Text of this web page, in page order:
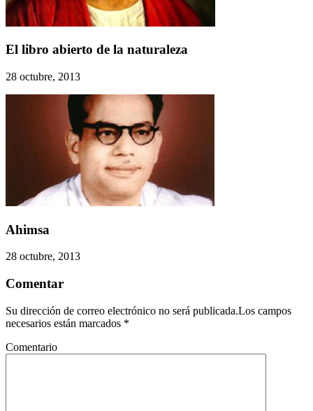
El libro abierto de la naturaleza
28 octubre, 2013
Ahimsa
28 octubre, 2013
Comentar
Su dirección de correo electrónico no será publicada.Los campos
necesarios están marcados *
Comentario